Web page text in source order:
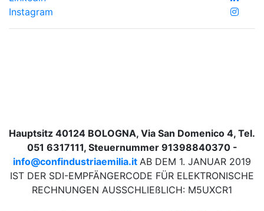
Instagram
Hauptsitz 40124 BOLOGNA, Via San Domenico 4, Tel.
051 6317111, Steuernummer 91398840370 -
info@confindustriaemilia.it AB DEM 1. JANUAR 2019
IST DER SDI-EMPFÄNGERCODE FÜR ELEKTRONISCHE
RECHNUNGEN AUSSCHLIEßLICH: M5UXCR1